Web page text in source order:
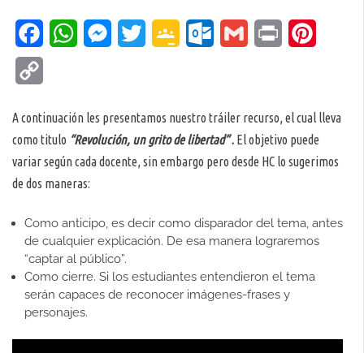
FacebookWhatsAppMessenger
Twitter Google Outlook.com
Gmail Print
A continuación les presentamos nuestro tráiler recurso, el cual lleva
como titulo “Revolución, un grito de libertad”. El objetivo puede
variar según cada docente, sin embargo pero desde HC lo sugerimos
de dos maneras:
Como anticipo, es decir como disparador del tema, antes
de cualquier explicación. De esa manera lograremos
“captar al público”.
Como cierre. Si los estudiantes entendieron el tema
serán capaces de reconocer imágenes-frases y
personajes.